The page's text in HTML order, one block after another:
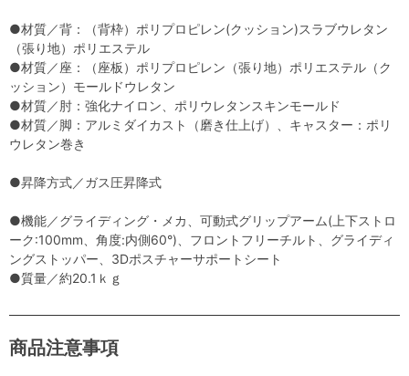
●材質／背：（背枠）ポリプロピレン(クッション)スラブウレタン
（張り地）ポリエステル
●材質／座：（座板）ポリプロピレン（張り地）ポリエステル（ク
ッション）モールドウレタン
●材質／肘：強化ナイロン、ポリウレタンスキンモールド
●材質／脚：アルミダイカスト（磨き仕上げ）、キャスター：ポリ
ウレタン巻き
●昇降方式／ガス圧昇降式
●機能／グライディング・メカ、可動式グリップアーム(上下ストロ
ーク:100mm、角度:内側60°)、フロントフリーチルト、グライディ
ングストッパー、3Dポスチャーサポートシート
●質量／約20.1ｋｇ
商品注意事項